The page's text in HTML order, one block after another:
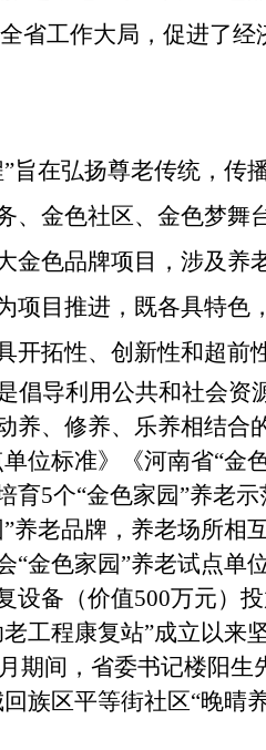
省工作大局， 促进了经
”旨在弘扬尊老传统，传
、金色社区、金色梦舞
金色品牌项目， 涉及养
项目推进， 既各具特色
开拓性、创新性和超前
倡导利用公共和社会资
养、修养、乐养相结合
位标准》《河南省“金
育5个“金色家园”养老
养老品牌，养老场所相
“金色家园”养老试点单
设备（价值500万元）
工程康复站”成立以来
期间，省委书记楼阳
族区平等街社区“晚晴